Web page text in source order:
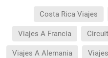
Costa Rica Viajes
Viajes A Francia
Viajes A Alemania